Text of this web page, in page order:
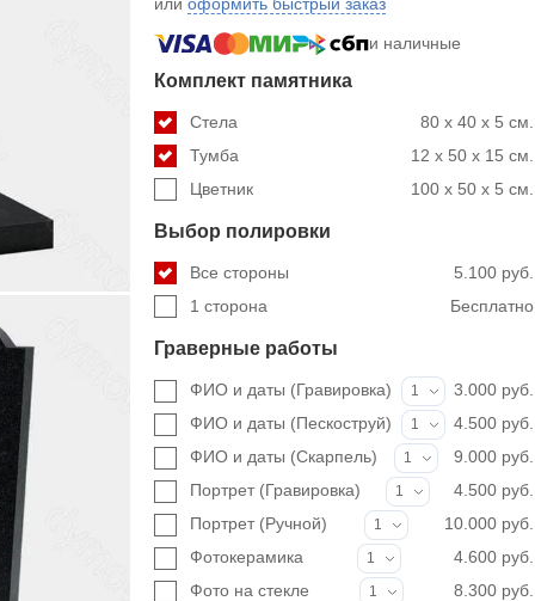
и наличные
Комплект памятника
80 x 40 x 5 см.
Стела
12 x 50 x 15 см.
Тумба
100 x 50 x 5 см.
Цветник
Выбор полировки
5.100 руб.
Все стороны
Бесплатно
1 сторона
Граверные работы
ФИО и даты (Гравировка) 1
3.000 руб.
ФИО и даты (Пескоструй)
1
4.500 руб.
ФИО и даты (Скарпель)
1
9.000 руб.
Портрет (Гравировка)
1
4.500 руб.
Портрет (Ручной)
1
10.000 руб.
Фотокерамика
1
4.600 руб.
Фото на стекле
1
8.300 руб.